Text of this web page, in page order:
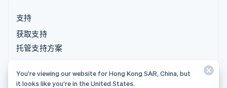
支持
获取支持
托管支持方案
© 2026 Stripe, LLC
You’re viewing our website for Hong Kong SAR, China, but
it looks like you’re in the United States.